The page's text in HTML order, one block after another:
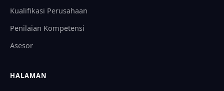
Kualifikasi Perusahaan
Penilaian Kompetensi
Asesor
HALAMAN